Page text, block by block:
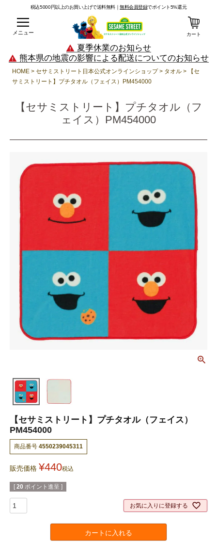
税込5000円以上のお買い上げで送料無料｜無料会員登録でポイント5%還元
メニュー カート
夏季休業のお知らせ
熊本県の地震の影響による配送についてのお知らせ
HOME セサミストリート日本公式オンラインショップ タオル
【セ
サミストリート】プチタオル（フェイス）PM454000
【セサミストリート】プチタオル（フ
ェイス）PM454000
【セサミストリート】プチタオル（フェイス）
PM454000
商品番号 4550239045311
販売価格 ¥440税込
[ 20 ポイント進呈 ]
お気に入りに登録する
カートに入れる